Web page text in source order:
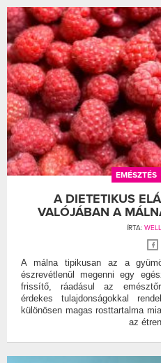
EMÉSZTÉS
A DIETETIKUS
VALÓJÁBAN A
ÍRTA:
A málna tipikusan az a
észrevétlenül megenni egy
frissítő, ráadásul az
érdekes tulajdonságokkal
különösen magas rosttartalma
az